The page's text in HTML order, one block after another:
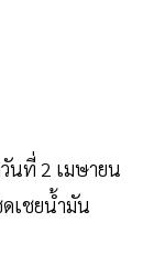
นที่ 2 เมษายน
เชยน้ำมัน